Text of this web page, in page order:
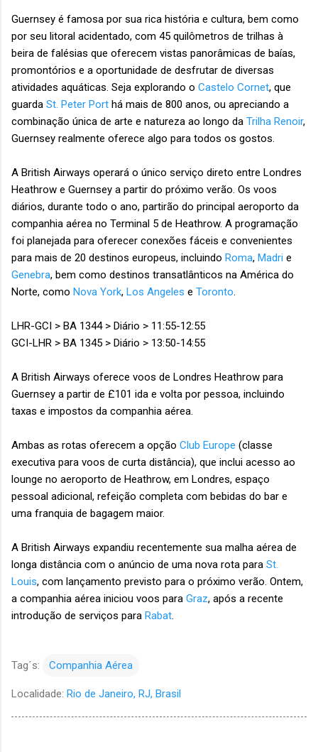
Guernsey é famosa por sua rica história e cultura, bem como
por seu litoral acidentado, com 45 quilômetros de trilhas à
beira de falésias que oferecem vistas panorâmicas de baías,
promontórios e a oportunidade de desfrutar de diversas
atividades aquáticas. Seja explorando o Castelo Cornet, que
guarda St. Peter Port há mais de 800 anos, ou apreciando a
combinação única de arte e natureza ao longo da Trilha Renoir,
Guernsey realmente oferece algo para todos os gostos.
A British Airways operará o único serviço direto entre Londres
Heathrow e Guernsey a partir do próximo verão. Os voos
diários, durante todo o ano, partirão do principal aeroporto da
companhia aérea no Terminal 5 de Heathrow. A programação
foi planejada para oferecer conexões fáceis e convenientes
para mais de 20 destinos europeus, incluindo Roma, Madri e
Genebra, bem como destinos transatlânticos na América do
Norte, como Nova York, Los Angeles e Toronto.
LHR-GCI > BA 1344 > Diário > 11:55-12:55
GCI-LHR > BA 1345 > Diário > 13:50-14:55
A British Airways oferece voos de Londres Heathrow para
Guernsey a partir de £101 ida e volta por pessoa, incluindo
taxas e impostos da companhia aérea.
Ambas as rotas oferecem a opção Club Europe (classe
executiva para voos de curta distância), que inclui acesso ao
lounge no aeroporto de Heathrow, em Londres, espaço
pessoal adicional, refeição completa com bebidas do bar e
uma franquia de bagagem maior.
A British Airways expandiu recentemente sua malha aérea de
longa distância com o anúncio de uma nova rota para St.
Louis, com lançamento previsto para o próximo verão. Ontem,
a companhia aérea iniciou voos para Graz, após a recente
introdução de serviços para Rabat.
Tag´s: Companhia Aérea
Localidade: Rio de Janeiro, RJ, Brasil